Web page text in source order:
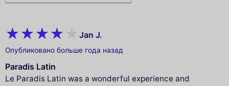
Jan J.
Опубликовано больше года назад
Paradis Latin
Le Paradis Latin was a wonderful experience and